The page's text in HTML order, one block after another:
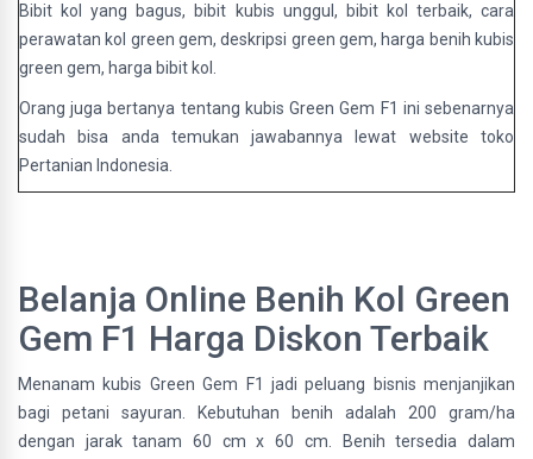
Bibit kol yang bagus, bibit kubis unggul, bibit kol terbaik, cara
perawatan kol green gem, deskripsi green gem, harga benih kubis
green gem, harga bibit kol.
Orang juga bertanya tentang kubis Green Gem F1 ini sebenarnya
sudah bisa anda temukan jawabannya lewat website toko
Pertanian Indonesia.
Belanja Online Benih Kol Green
Gem F1 Harga Diskon Terbaik
Menanam kubis Green Gem F1 jadi peluang bisnis menjanjikan
bagi petani sayuran. Kebutuhan benih adalah 200 gram/ha
dengan jarak tanam 60 cm x 60 cm. Benih tersedia dalam